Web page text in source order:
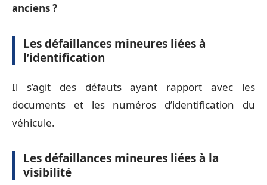
anciens ?
Les défaillances mineures liées à
l’identification
Il s’agit des défauts ayant rapport avec les
documents et les numéros d’identification du
véhicule.
Les défaillances mineures liées à la
visibilité